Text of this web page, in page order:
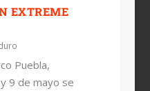
EXTREME
Puebla,
9 de mayo se